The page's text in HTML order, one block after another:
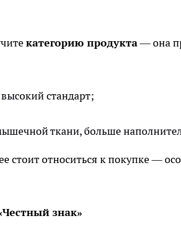
категорию продукта— она
стандарт;
ткани, больше
стоит относиться к покупке —
знак»